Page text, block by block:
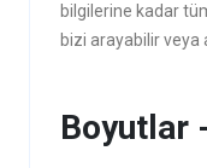
bilgilerine kadar
bizi arayabilir veya
Boyutlar